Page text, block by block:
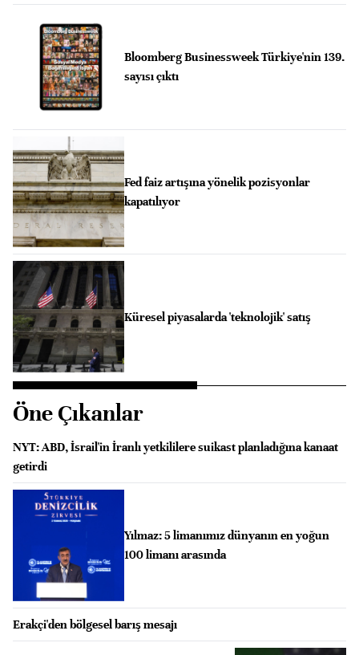
Bloomberg Businessweek Türkiye'nin 139.
sayısı çıktı
Fed faiz artışına yönelik pozisyonlar
kapatılıyor
Küresel piyasalarda 'teknolojik' satış
Öne Çıkanlar
NYT: ABD, İsrail'in İranlı yetkililere suikast planladığına kanaat
getirdi
Yılmaz: 5 limanımız dünyanın en yoğun
100 limanı arasında
Erakçi'den bölgesel barış mesajı